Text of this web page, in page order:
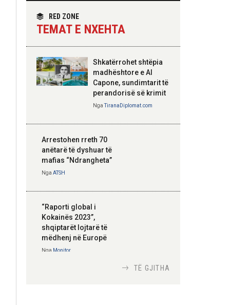
dypalësh
Hoxha takim me
zyrtarë të lartë të
DASH: Angazhim i
përbashkët për
strategjik
RED ZONE
TEMAT E NXEHTA
Shkatërrohet shtëpia
madhështore e Al
Capone, sundimtarit të
perandorisë së krimit
NgaTiranaDiplomat.com
Arrestohen rreth 70
anëtarë të dyshuar të
mafias “Ndrangheta”
Nga ATSH
“Raporti global i
Kokainës 2023”,
shqiptarët lojtarë të
mëdhenj në Europë
Nga Monitor
TË GJITHA